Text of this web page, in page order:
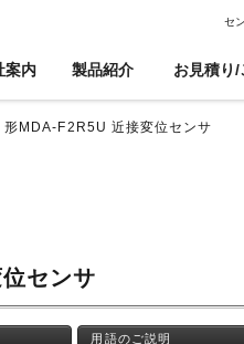
セ
案内 製品紹介 お見積り/
接センサ
光電センサ
接センサ
光電センサ
ご紹介
形MDA-F2R5U 近接変位センサ
センサ
用語のご説明